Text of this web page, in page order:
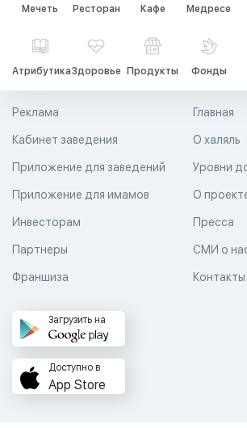
Мечеть Ресторан Кафе Медресе
АтрибутикаЗдоровье Продукты Фонды
Главная
О халяль
Уровни
Реклама
Кабинет заведения
Приложение для заведений
Приложение для имамов О
Пресса
СМИ о
Контакты
Инвесторам
Партнеры
Франшиза
Загрузить на
Доступно в
App Store